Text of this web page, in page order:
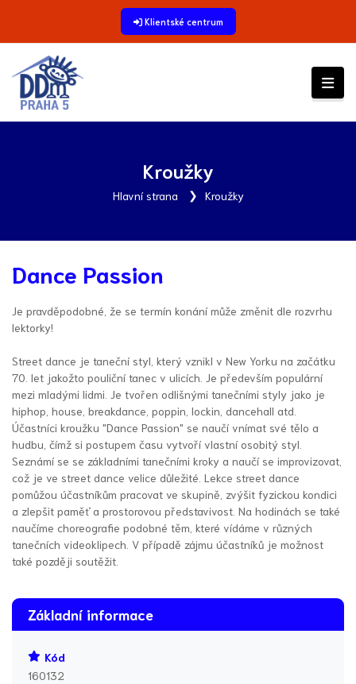
Klientské centrum
Kroužky
Hlavní strana Kroužky
Dance Passion
Je pravděpodobné, že se termín konání může změnit dle rozvrhu
lektorky!
Street dance je taneční styl, který vznikl v New Yorku na začátku
70. let jakožto pouliční tanec v ulicích. Je především populární
mezi mladými lidmi. Je tvořen odlišnými tanečními styly jako je
hiphop, house, breakdance, poppin, lockin, dancehall atd.
Účastníci kroužku "Dance Passion" se naučí vnímat své tělo a
hudbu, čímž si postupem času vytvoří vlastní osobitý styl.
Seznámí se se základními tanečními kroky a naučí se improvizovat,
což je ve street dance velice důležité. Lekce street dance
pomůžou účastníkům pracovat ve skupině, zvýšit fyzickou kondici
a zlepšit paměť a prostorovou představivost. Na hodinách se také
naučíme choreografie podobné těm, které vídáme v různých
tanečních videoklipech. V případě zájmu účastníků je možnost
také později soutěžit.
Základní informace
Kód
160132